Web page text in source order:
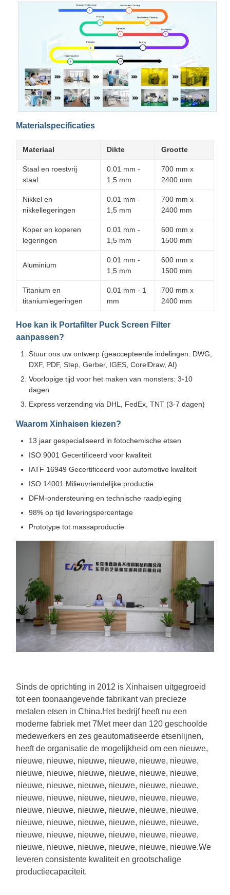
Materialspecificaties
Materiaal Dikte Grootte
Staal en roestvrij
staal
0.01 mm -
1,5 mm
700 mm x
2400 mm
Nikkel en
nikkellegeringen
0.01 mm -
1,5 mm
700 mm x
2400 mm
Koper en koperen
legeringen
0.01 mm -
1,5 mm
600 mm x
1500 mm
Aluminium
0.01 mm -
1,5 mm
600 mm x
1500 mm
Titanium en
titaniumlegeringen
0.01 mm - 1
mm
700 mm x
2400 mm
Hoe kan ik Portafilter Puck Screen Filter
aanpassen?
Stuur ons uw ontwerp (geaccepteerde indelingen: DWG,
DXF, PDF, Step, Gerber, IGES, CorelDraw, AI)
Voorlopige tijd voor het maken van monsters: 3-10
dagen
Express verzending via DHL, FedEx, TNT (3-7 dagen)
Waarom Xinhaisen kiezen?
13 jaar gespecialiseerd in fotochemische etsen
ISO 9001 Gecertificeerd voor kwaliteit
IATF 16949 Gecertificeerd voor automotive kwaliteit
ISO 14001 Milieuvriendelijke productie
DFM-ondersteuning en technische raadpleging
98% op tijd leveringspercentage
Prototype tot massaproductie
Sinds de oprichting in 2012 is Xinhaisen uitgegroeid
tot een toonaangevende fabrikant van precieze
metalen etsen in China.Het bedrijf heeft nu een
moderne fabriek met 7Met meer dan 120 geschoolde
medewerkers en zes geautomatiseerde etsenlijnen,
heeft de organisatie de mogelijkheid om een nieuwe,
nieuwe, nieuwe, nieuwe, nieuwe, nieuwe, nieuwe,
nieuwe, nieuwe, nieuwe, nieuwe, nieuwe, nieuwe,
nieuwe, nieuwe, nieuwe, nieuwe, nieuwe, nieuwe,
nieuwe, nieuwe, nieuwe, nieuwe, nieuwe, nieuwe,
nieuwe, nieuwe, nieuwe, nieuwe, nieuwe, nieuwe,
nieuwe, nieuwe, nieuwe, nieuwe, nieuwe, nieuwe,
nieuwe, nieuwe, nieuwe, nieuwe, nieuwe, nieuwe,
nieuwe, nieuwe, nieuwe, nieuwe, nieuwe, nieuwe.We
leveren consistente kwaliteit en grootschalige
productiecapaciteit.